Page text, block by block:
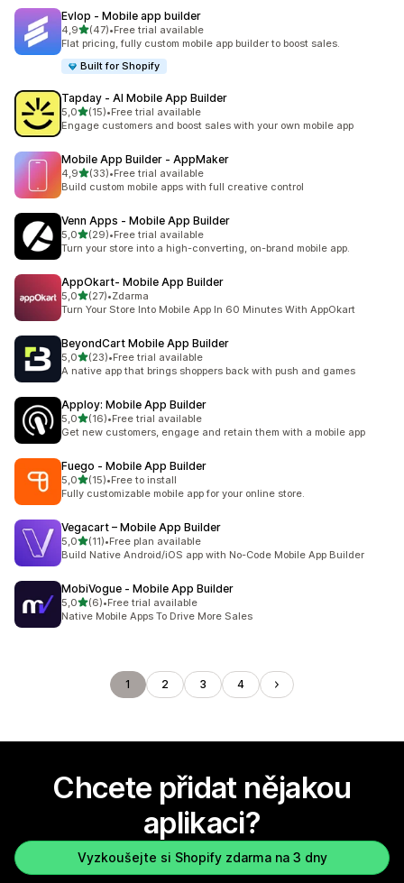
Evlop ‑ Mobile app builder
4,9z 5 hvězd
(47)
Celkový počet recenzí: 47
•Free trial available
Flat pricing, fully custom mobile app builder to boost sales.
Built for Shopify
Tapday ‑ AI Mobile App Builder
5,0z 5 hvězd
(15)
Celkový počet recenzí: 15
•Free trial available
Engage customers and boost sales with your own mobile app
Mobile App Builder ‑ AppMaker
4,9z 5 hvězd
(33)
Celkový počet recenzí: 33
•Free trial available
Build custom mobile apps with full creative control
Venn Apps ‑ Mobile App Builder
5,0z 5 hvězd
(29)
Celkový počet recenzí: 29
•Free trial available
Turn your store into a high-converting, on-brand mobile app.
AppOkart‑ Mobile App Builder
5,0z 5 hvězd
(27)
Celkový počet recenzí: 27
•Zdarma
Turn Your Store Into Mobile App In 60 Minutes With AppOkart
BeyondCart Mobile App Builder
5,0z 5 hvězd
(23)
Celkový počet recenzí: 23
•Free trial available
A native app that brings shoppers back with push and games
Apploy: Mobile App Builder
5,0z 5 hvězd
(16)
Celkový počet recenzí: 16
•Free trial available
Get new customers, engage and retain them with a mobile app
Fuego ‑ Mobile App Builder
5,0z 5 hvězd
(15)
Celkový počet recenzí: 15
•Free to install
Fully customizable mobile app for your online store.
Vegacart – Mobile App Builder
5,0z 5 hvězd
(11)
Celkový počet recenzí: 11
•Free plan available
Build Native Android/iOS app with No-Code Mobile App Builder
MobiVogue ‑ Mobile App Builder
5,0z 5 hvězd
(6)
Celkový počet recenzí: 6
•Free trial available
Native Mobile Apps To Drive More Sales
1 2 3 4
Chcete přidat nějakou
aplikaci?
Vyzkoušejte si Shopify zdarma na 3 dny